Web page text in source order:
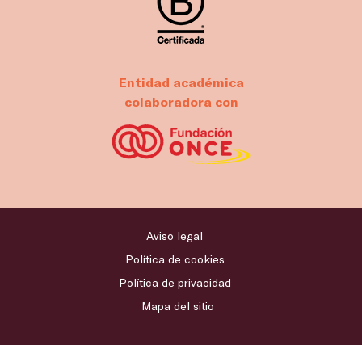
Entidad académica
colaboradora con
Aviso legal
Política de cookies
Política de privacidad
Mapa del sitio